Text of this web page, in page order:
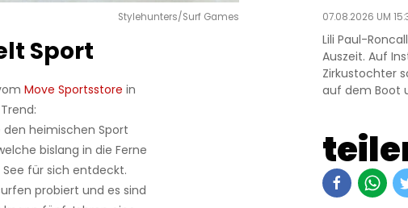
Stylehunters/Surf Games
Sport
Move Sportsstore in
heimischen Sport
bislang in die Ferne
für sich entdeckt.
probiert und es sind
07.08.2026 UM
Lili Paul-
Auszeit. Auf
Zirkustochter
auf dem Boot